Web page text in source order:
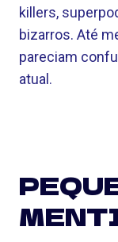
killers,
bizarros. Até
pareciam
atual.